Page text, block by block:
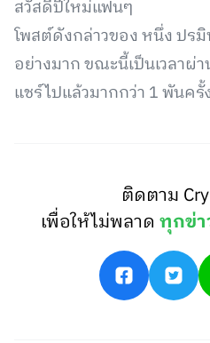
สวัสดีปีใหม่แฟนๆ
โพสต์ดังกล่าวของ หนึ่ง ปร
อย่างมาก ขณะนี้เป็นเวลาผ่
แชร์ไปแล้วมากกว่า 1 พันครั้
ติดตาม
เพื่อให้ไม่พลาดทุกข่า